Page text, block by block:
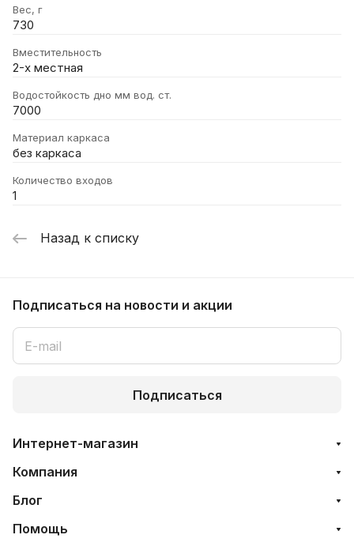
Вес, г
730
Вместительность
2-х местная
Водостойкость дно мм вод. ст.
7000
Материал каркаса
без каркаса
Количество входов
1
Назад к списку
Подписаться на новости и акции
Подписаться
Интернет-магазин
Компания
Блог
Помощь